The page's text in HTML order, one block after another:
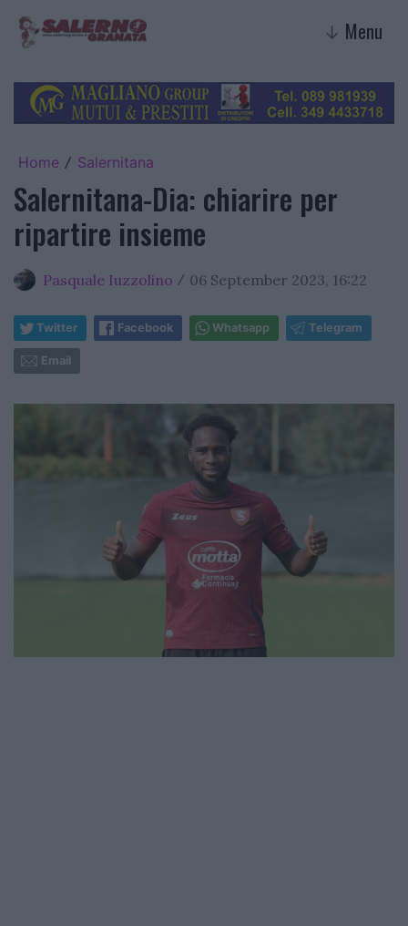
↓ Menu
Home / Salernitana
Salernitana-Dia: chiarire per
ripartire insieme
Pasquale Iuzzolino / 06 September 2023, 16:22
Twitter Facebook Whatsapp Telegram
Email